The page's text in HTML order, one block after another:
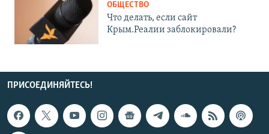
ОБЩЕСТВО
Что делать, если сайт
Крым.Реалии заблокировали?
ПРИСОЕДИНЯЙТЕСЬ!